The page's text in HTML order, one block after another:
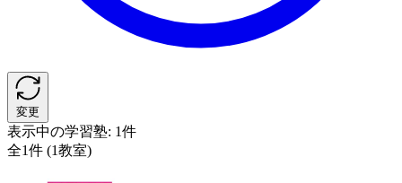
変更
表示中の学習塾: 1件
全1件 (1教室)